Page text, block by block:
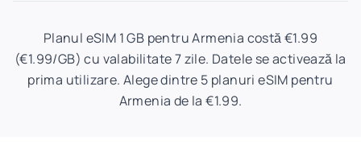
Planul eSIM 1 GB pentru Armenia costă €1.99
(€1.99/GB) cu valabilitate 7 zile. Datele se activează la
prima utilizare. Alege dintre 5 planuri eSIM pentru
Armenia de la €1.99.